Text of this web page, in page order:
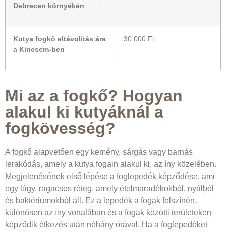
Debrecen környékén
Kutya fogkő eltávolítás ára
a Kincsem-ben
30 000 Ft
Mi az a fogkő? Hogyan
alakul ki kutyáknál a
fogkövesség?
A fogkő alapvetően egy kemény, sárgás vagy barnás
lerakódás, amely a kutya fogain alakul ki, az íny közelében.
Megjelenésének első lépése a foglepedék képződése, ami
egy lágy, ragacsos réteg, amely ételmaradékokból, nyálból
és baktériumokból áll. Ez a lepedék a fogak felszínén,
különösen az íny vonalában és a fogak közötti területeken
képződik étkezés után néhány órával. Ha a foglepedéket